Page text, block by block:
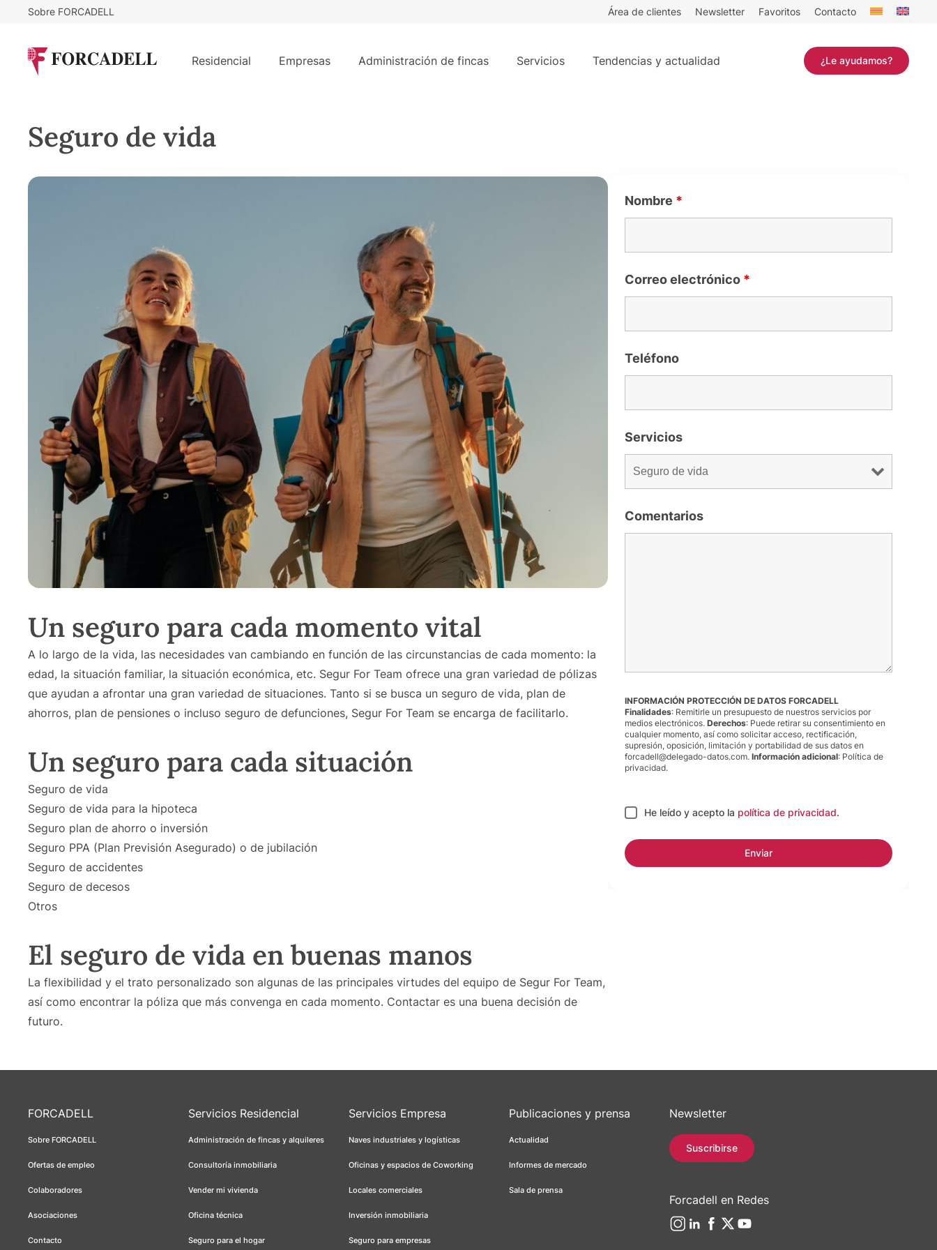
Sobre FORCADELL Área de clientes Newsletter Favoritos Contacto
Residencial Empresas Administración de fincas Servicios Tendencias y actualidad ¿Le ayudamos?
Seguro de vida
Un seguro para cada momento vital
A lo largo de la vida, las necesidades van cambiando en función de las circunstancias de cada momento: la
edad, la situación familiar, la situación económica, etc. Segur For Team ofrece una gran variedad de pólizas
que ayudan a afrontar una gran variedad de situaciones. Tanto si se busca un seguro de vida, plan de
ahorros, plan de pensiones o incluso seguro de defunciones, Segur For Team se encarga de facilitarlo.
Un seguro para cada situación
Seguro de vida
Seguro de vida para la hipoteca
Seguro plan de ahorro o inversión
Seguro PPA (Plan Previsión Asegurado) o de jubilación
Seguro de accidentes
Seguro de decesos
Otros
El seguro de vida en buenas manos
La flexibilidad y el trato personalizado son algunas de las principales virtudes del equipo de Segur For Team,
así como encontrar la póliza que más convenga en cada momento. Contactar es una buena decisión de
futuro.
Nombre *
Correo electrónico *
Teléfono
Servicios
Comentarios
INFORMACIÓN PROTECCIÓN DE DATOS FORCADELL
Finalidades: Remitirle un presupuesto de nuestros servicios por
medios electrónicos. Derechos: Puede retirar su consentimiento en
cualquier momento, así como solicitar acceso, rectificación,
supresión, oposición, limitación y portabilidad de sus datos en
forcadell@delegado-datos.com. Información adicional: Política de
privacidad.
He leído y acepto la política de privacidad.
FORCADELL
Sobre FORCADELL
Ofertas de empleo
Colaboradores
Asociaciones
Contacto
Servicios Residencial
Administración de fincas y alquileres
Consultoría inmobiliaria
Vender mi vivienda
Oficina técnica
Seguro para el hogar
Servicios Empresa
Naves industriales y logísticas
Oficinas y espacios de Coworking
Locales comerciales
Inversión inmobiliaria
Seguro para empresas
Publicaciones y prensa
Actualidad
Informes de mercado
Sala de prensa
Newsletter
Suscribirse
Forcadell en Redes